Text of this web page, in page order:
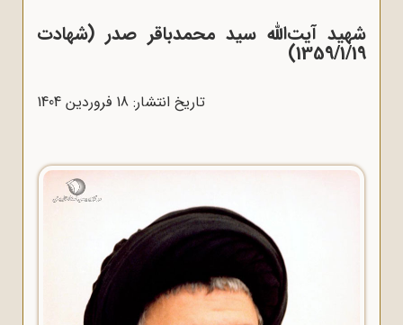
شهید آیت‌الله سید محمدباقر صدر (شهادت
1359/1/19)
تاریخ انتشار: 18 فروردين 1404